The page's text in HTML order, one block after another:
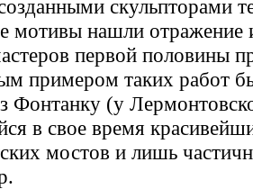
скульпторами
мотивы нашли отражение
первой половины
примером таких работ
Фонтанку (у
в свое время
мостов и лишь